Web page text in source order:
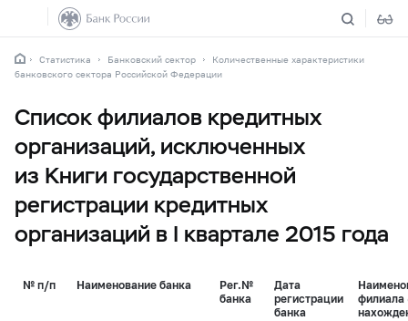
Статистика Банковский сектор
Количественные характеристики
банковского сектора Российской Федерации
Список филиалов кредитных
организаций, исключенных
из Книги государственной
регистрации кредитных
организаций в I квартале 2015 года
№ п/п Наименование банка
Рег.№
банка
Дата
регистрации
банка
филиала